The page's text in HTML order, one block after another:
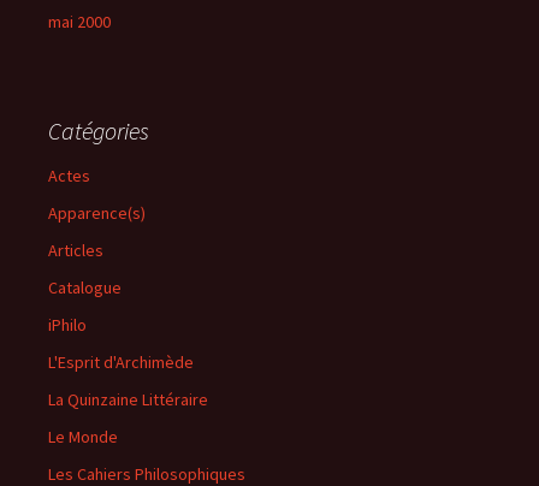
mai 2000
Catégories
Actes
Apparence(s)
Articles
Catalogue
iPhilo
L'Esprit d'Archimède
La Quinzaine Littéraire
Le Monde
Les Cahiers Philosophiques